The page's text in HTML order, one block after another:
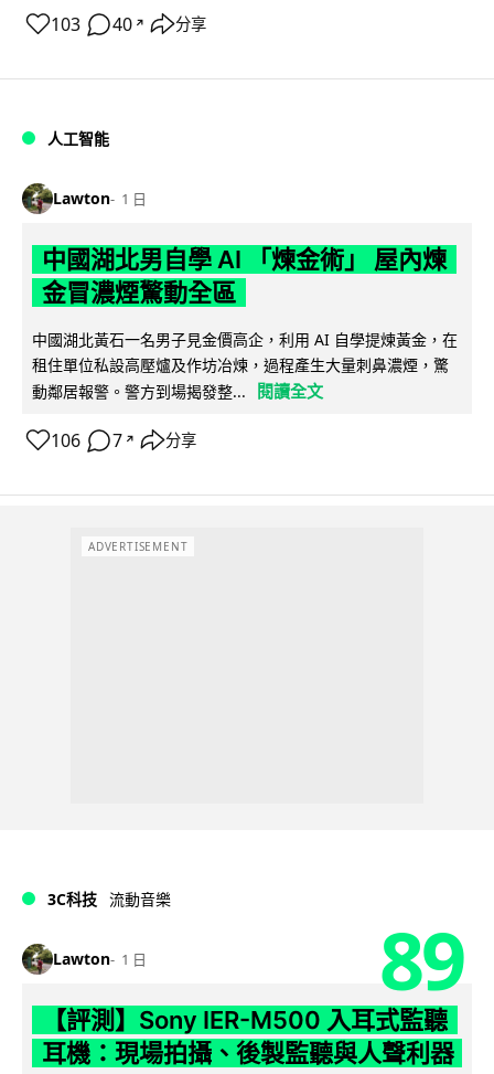
103 40 ↗ 分享
人工智能
Lawton 1 日
中國湖北男自學 AI 「煉金術」 屋內煉
金冒濃煙驚動全區
中國湖北黃石一名男子見金價高企，利用 AI 自學提煉黃金，在
租住單位私設高壓爐及作坊冶煉，過程產生大量刺鼻濃煙，驚
動鄰居報警。警方到場揭發整...
閱讀全文
106 7 ↗ 分享
ADVERTISEMENT
3C科技 流動音樂
Lawton 1 日 89
【評測】Sony IER-M500 入耳式監聽
耳機：現場拍攝、後製監聽與人聲利器